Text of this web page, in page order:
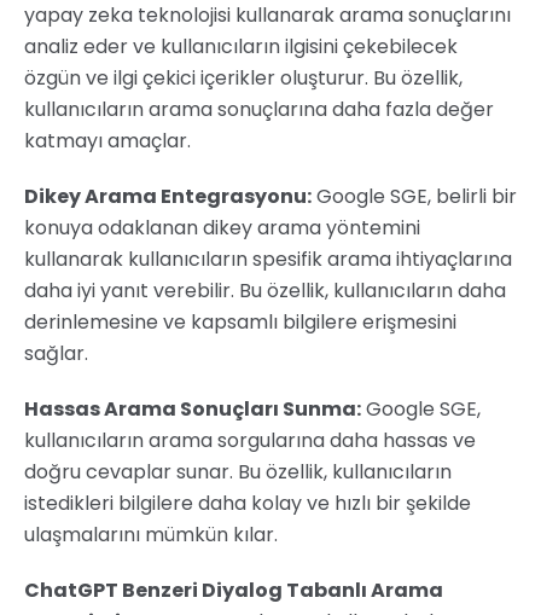
yapay zeka teknolojisi kullanarak arama sonuçlarını
analiz eder ve kullanıcıların ilgisini çekebilecek
özgün ve ilgi çekici içerikler oluşturur. Bu özellik,
kullanıcıların arama sonuçlarına daha fazla değer
katmayı amaçlar.
Dikey Arama Entegrasyonu:Google SGE, belirli bir
konuya odaklanan dikey arama yöntemini
kullanarak kullanıcıların spesifik arama ihtiyaçlarına
daha iyi yanıt verebilir. Bu özellik, kullanıcıların daha
derinlemesine ve kapsamlı bilgilere erişmesini
sağlar.
Hassas Arama Sonuçları Sunma:Google SGE,
kullanıcıların arama sorgularına daha hassas ve
doğru cevaplar sunar. Bu özellik, kullanıcıların
istedikleri bilgilere daha kolay ve hızlı bir şekilde
ulaşmalarını mümkün kılar.
ChatGPT Benzeri Diyalog Tabanlı Arama